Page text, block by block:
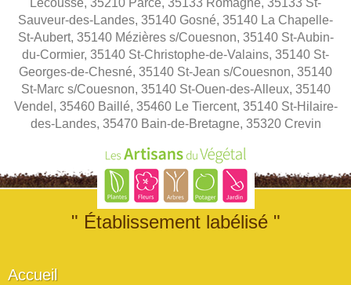
Sauveur-des-Landes, 35140 Gosné, 35140 La Chapelle-
St-Aubert, 35140 Mézières s/Couesnon, 35140 St-Aubin-
du-Cormier, 35140 St-Christophe-de-Valains, 35140 St-
Georges-de-Chesné, 35140 St-Jean s/Couesnon, 35140
St-Marc s/Couesnon, 35140 St-Ouen-des-Alleux, 35140
Vendel, 35460 Baillé, 35460 Le Tiercent, 35140 St-Hilaire-
des-Landes, 35470 Bain-de-Bretagne, 35320 Crevin
" Établissement labélisé "
Accueil